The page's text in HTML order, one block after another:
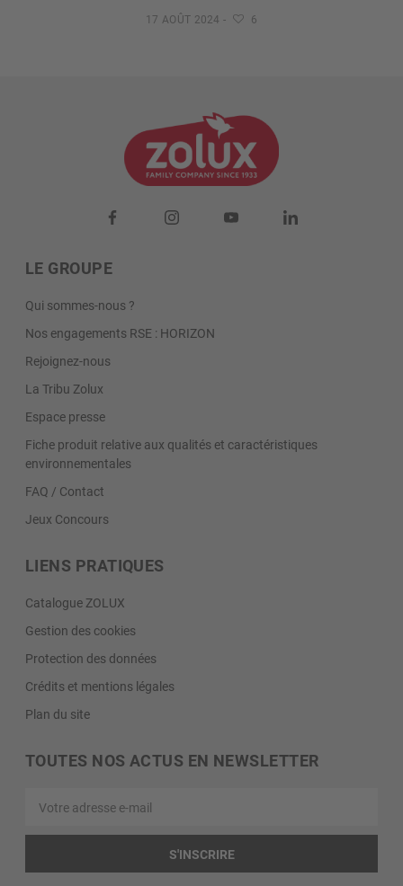
17 AOÛT 2024 - 6
LE GROUPE
Qui sommes-nous ?
Nos engagements RSE : HORIZON
Rejoignez-nous
La Tribu Zolux
Espace presse
Fiche produit relative aux qualités et caractéristiques
environnementales
FAQ / Contact
Jeux Concours
LIENS PRATIQUES
Catalogue ZOLUX
Gestion des cookies
Protection des données
Crédits et mentions légales
Plan du site
TOUTES NOS ACTUS EN NEWSLETTER
adresse
e-
S'INSCRIRE